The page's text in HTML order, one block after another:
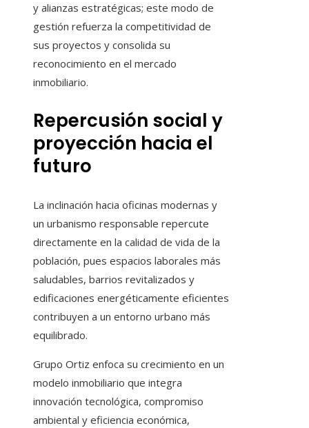
y alianzas estratégicas; este modo de
gestión refuerza la competitividad de
sus proyectos y consolida su
reconocimiento en el mercado
inmobiliario.
Repercusión social y
proyección hacia el
futuro
La inclinación hacia oficinas modernas y
un urbanismo responsable repercute
directamente en la calidad de vida de la
población, pues espacios laborales más
saludables, barrios revitalizados y
edificaciones energéticamente eficientes
contribuyen a un entorno urbano más
equilibrado.
Grupo Ortiz enfoca su crecimiento en un
modelo inmobiliario que integra
innovación tecnológica, compromiso
ambiental y eficiencia económica,